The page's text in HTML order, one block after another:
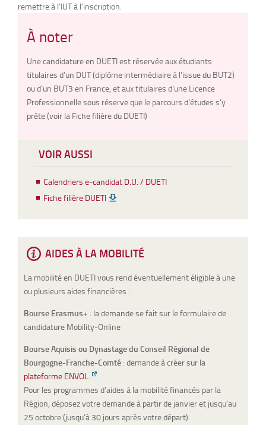
remettre à l’IUT à l’inscription.
À noter
Une candidature en DUETI est réservée aux étudiants
titulaires d’un DUT (diplôme intermédiaire à l’issue du BUT2)
ou d’un BUT3 en France, et aux titulaires d’une Licence
Professionnelle sous réserve que le parcours d’études s’y
prête (voir la Fiche filière du DUETI)
VOIR AUSSI
Calendriers e-candidat D.U. / DUETI
Fiche filière DUETI
AIDES À LA MOBILITÉ
La mobilité en DUETI vous rend éventuellement éligible à une
ou plusieurs aides financières :
Bourse Erasmus+ : la demande se fait sur le formulaire de
candidature Mobility-Online
Bourse Aquisis ou Dynastage du Conseil Régional de
Bourgogne-Franche-Comté : demande à créer sur la
plateforme ENVOL.
Pour les programmes d’aides à la mobilité financés par la
Région, déposez votre demande à partir de janvier et jusqu’au
25 octobre (jusqu’à 30 jours après votre départ).